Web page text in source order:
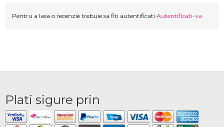
Pentru a lasa o recenzie trebuie sa fiti autentificati Autentificati-va
Plati sigure prin